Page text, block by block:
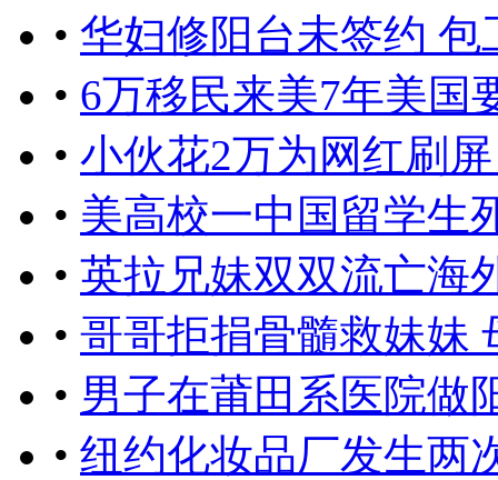
• 华妇修阳台未签约
• 6万移民来美7年美国
• 小伙花2万为网红刷
• 美高校一中国留学生
• 英拉兄妹双双流亡海
• 哥哥拒捐骨髓救妹妹
• 男子在莆田系医院做
• 纽约化妆品厂发生两